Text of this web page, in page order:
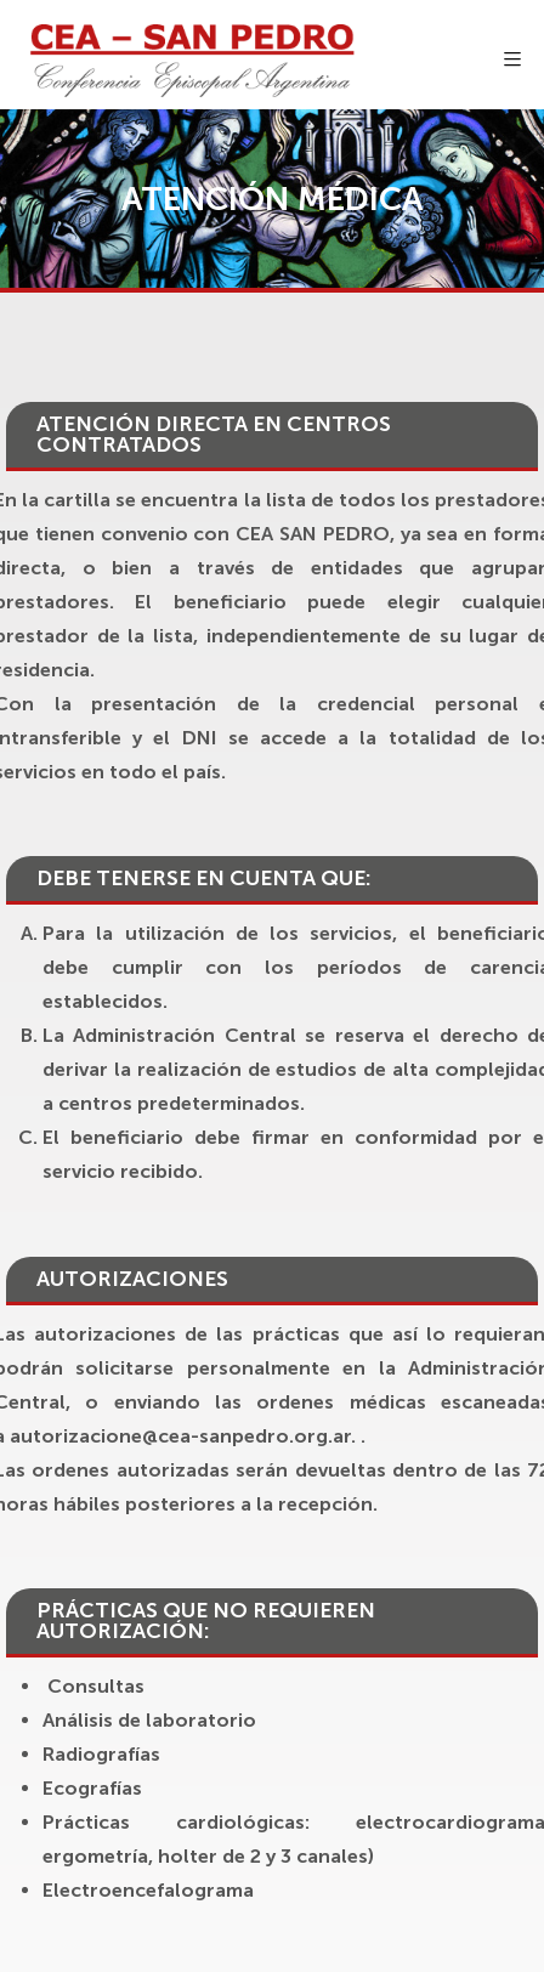
ATENCIÓN MÉDICA
ATENCIÓN DIRECTA EN CENTROS
CONTRATADOS
la cartilla se encuentra la lista de todos los
tienen convenio con CEA SAN PEDRO, ya sea en
o bien a través de entidades que
El beneficiario puede elegir
de la lista, independientemente de su lugar
la presentación de la credencial personal
y el DNI se accede a la totalidad de
en todo el país.
DEBE TENERSE EN CUENTA QUE:
Para la utilización de los servicios, el
debe cumplir con los períodos de
establecidos.
La Administración Central se reserva el derecho
derivar la realización de estudios de alta
a centros predeterminados.
El beneficiario debe firmar en conformidad por
servicio recibido.
AUTORIZACIONES
autorizaciones de las prácticas que así lo
solicitarse personalmente en la
o enviando las ordenes médicas
autorizacione@cea-sanpedro.org.ar. .
ordenes autorizadas serán devueltas dentro de las
hábiles posteriores a la recepción.
PRÁCTICAS QUE NO REQUIEREN
AUTORIZACIÓN:
Consultas
Análisis de laboratorio
Radiografías
Ecografías
Prácticas cardiológicas:
ergometría, holter de 2 y 3 canales)
Electroencefalograma